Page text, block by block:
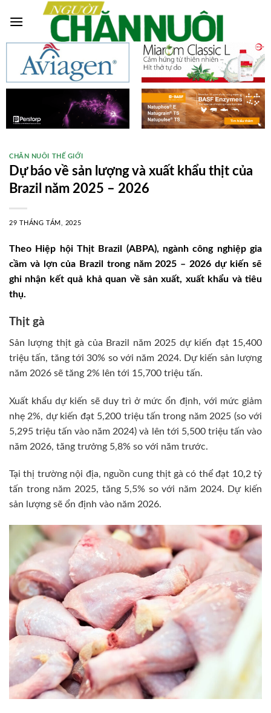
CHĂN NUÔI THẾ GIỚI
Dự báo về sản lượng và xuất khẩu thịt của
Brazil năm 2025 – 2026
29 THÁNG TÁM, 2025
Theo Hiệp hội Thịt Brazil (ABPA), ngành công nghiệp gia
cầm và lợn của Brazil trong năm 2025 – 2026 dự kiến sẽ
ghi nhận kết quả khả quan về sản xuất, xuất khẩu và tiêu
thụ.
Thịt gà
Sản lượng thịt gà của Brazil năm 2025 dự kiến đạt 15,400
triệu tấn, tăng tới 30% so với năm 2024. Dự kiến sản lượng
năm 2026 sẽ tăng 2% lên tới 15,700 triệu tấn.
Xuất khẩu dự kiến sẽ duy trì ở mức ổn định, với mức giảm
nhẹ 2%, dự kiến đạt 5,200 triệu tấn trong năm 2025 (so với
5,295 triệu tấn vào năm 2024) và lên tới 5,500 triệu tấn vào
năm 2026, tăng trưởng 5,8% so với năm trước.
Tại thị trường nội địa, nguồn cung thịt gà có thể đạt 10,2 tỷ
tấn trong năm 2025, tăng 5,5% so với năm 2024. Dự kiến
sản lượng sẽ ổn định vào năm 2026.